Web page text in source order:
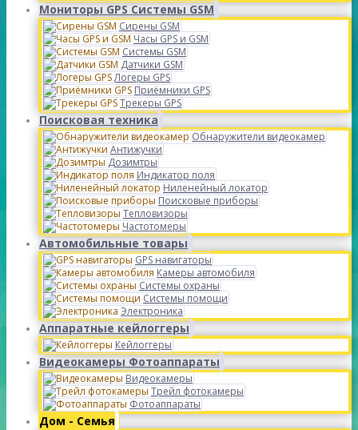
Мониторы GPS Системы GSM
Сирены GSM
Часы GPS и GSM
Системы GSM
Датчики GSM
Логеры GPS
Приёмники GPS
Трекеры GPS
Поисковая техника
Обнаружители видеокамер
Антижучки
Дозимтры
Индикатор поля
Ниленейный локатор
Поисковые приборы
Тепловизоры
Частотомеры
Автомобильные товары
GPS навигаторы
Камеры автомобиля
Системы охраны
Системы помощи
Электроника
Аппаратные кейлоггеры
Кейлоггеры
Видеокамеры Фотоаппараты
Видеокамеры
Трейл фотокамеры
Фотоаппараты
Дом - Семья